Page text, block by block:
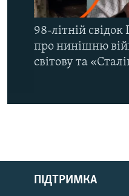
РУС
98-літній свідок
про нинішню
світову та
ПІДТРИМКА